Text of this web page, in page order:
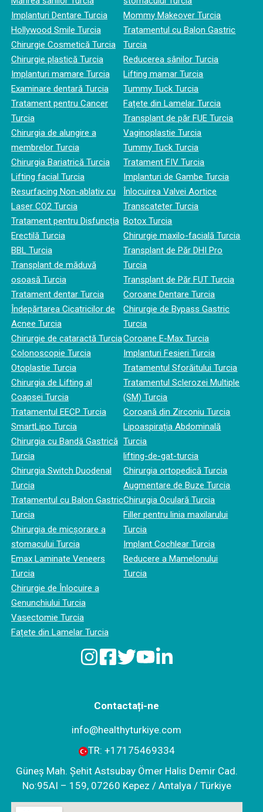
Implanturi Dentare Turcia
Hollywood Smile Turcia
Chirurgie Cosmetică Turcia
Chirurgie plastică Turcia
Implanturi mamare Turcia
Examinare dentară Turcia
Tratament pentru Cancer
Turcia
Chirurgia de alungire a
membrelor Turcia
Chirurgia Bariatrică Turcia
Lifting facial Turcia
Resurfacing Non-ablativ cu
Laser CO2 Turcia
Tratament pentru Disfuncția
Erectilă Turcia
BBL Turcia
Transplant de măduvă
osoasă Turcia
Tratament dentar Turcia
Îndepărtarea Cicatricilor de
Acnee Turcia
Chirurgie de cataractă Turcia
Colonoscopie Turcia
Otoplastie Turcia
Chirurgia de Lifting al
Coapsei Turcia
Tratamentul EECP Turcia
SmartLipo Turcia
Chirurgia cu Bandă Gastrică
Turcia
Chirurgia Switch Duodenal
Turcia
Tratamentul cu Balon Gastric
Turcia
Chirurgia de micșorare a
stomacului Turcia
Emax Laminate Veneers
Turcia
Chirurgie de Înlocuire a
Genunchiului Turcia
Vasectomie Turcia
Fațete din Lamelar Turcia
Mommy Makeover Turcia
Tratamentul cu Balon Gastric
Turcia
Reducerea sânilor Turcia
Lifting mamar Turcia
Tummy Tuck Turcia
Fațete din Lamelar Turcia
Transplant de păr FUE Turcia
Vaginoplastie Turcia
Tummy Tuck Turcia
Tratament FIV Turcia
Implanturi de Gambe Turcia
Înlocuirea Valvei Aortice
Transcateter Turcia
Botox Turcia
Chirurgie maxilo-facială Turcia
Transplant de Păr DHI Pro
Turcia
Transplant de Păr FUT Turcia
Coroane Dentare Turcia
Chirurgie de Bypass Gastric
Turcia
Coroane E-Max Turcia
Implanturi Fesieri Turcia
Tratamentul Sforăitului Turcia
Tratamentul Sclerozei Multiple
(SM) Turcia
Coroană din Zirconiu Turcia
Lipoaspirația Abdominală
Turcia
lifting-de-gat-turcia
Chirurgia ortopedică Turcia
Augmentare de Buze Turcia
Chirurgia Oculară Turcia
Filler pentru linia maxilarului
Turcia
Implant Cochlear Turcia
Reducere a Mamelonului
Turcia
Contactați-ne
info@healthyturkiye.com
TR: +‪17175469334‬
Güneş Mah. Şehit Astsubay Ömer Halis Demir Cad.
No:95AI – 159, 07260 Kepez / Antalya / Türkiye